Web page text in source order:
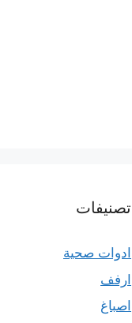
تصنيفات
ادوات صحية
ارفف
اصباغ